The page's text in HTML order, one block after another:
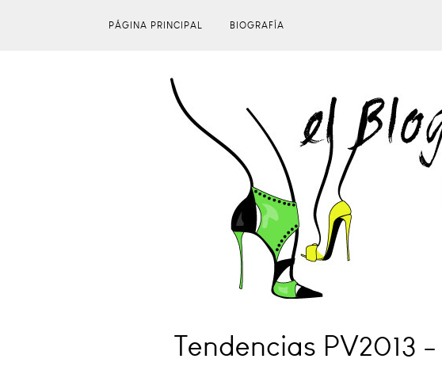
PÁGINA PRINCIPAL BIOGRAFÍA
Tendencias PV2013